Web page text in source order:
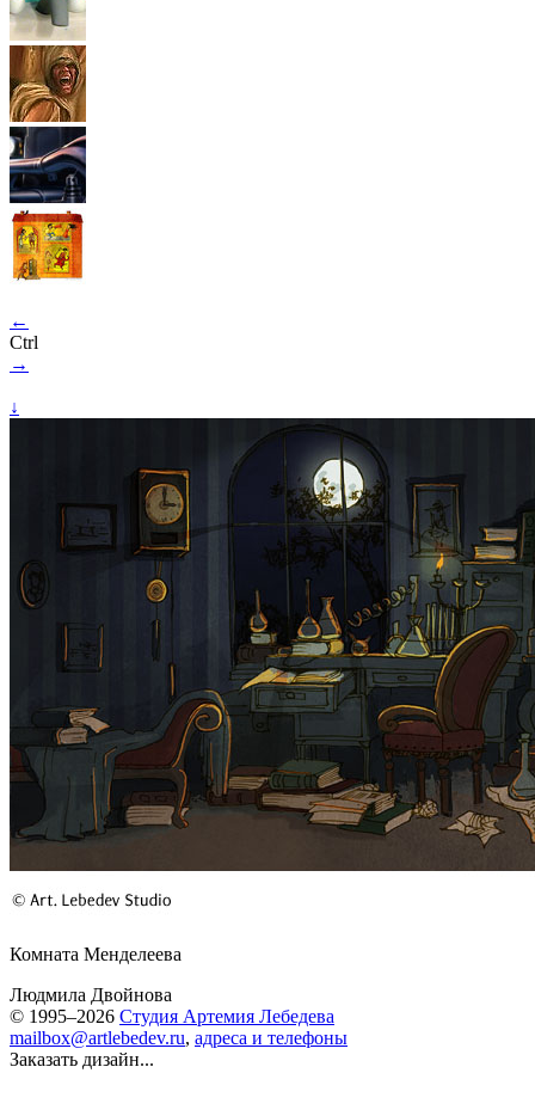
←
Ctrl
→
↓
Комната Менделеева
Людмила Двойнова
© 1995–2026 Студия Артемия Лебедева
mailbox@artlebedev.ru, адреса и телефоны
Заказать дизайн...